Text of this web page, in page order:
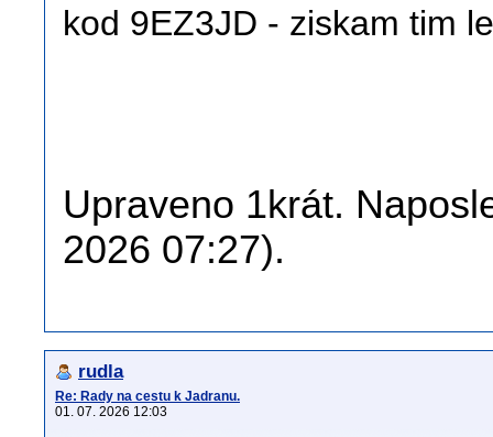
kod 9EZ3JD - ziskam tim
Upraveno 1krát.
2026 07:27).
rudla
Re: Rady na cestu k Jadranu.
01. 07. 2026 12:03